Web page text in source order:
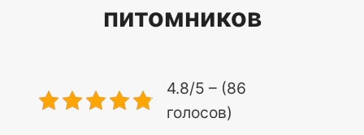
питомников
4.8/5 – (86
голосов)